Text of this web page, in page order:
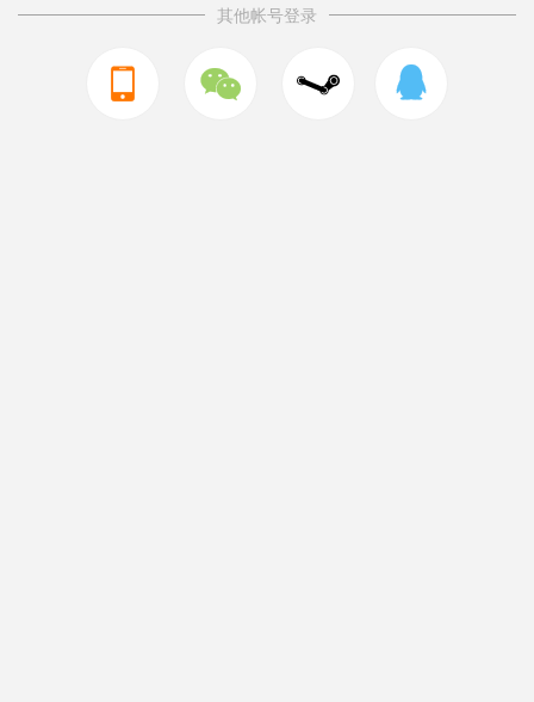
其他帐号登录
  